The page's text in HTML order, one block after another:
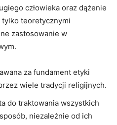
człowieka oraz dążenie
teoretycznymi
zastosowanie w
za fundament etyki
wiele tradycji religijnych.
do traktowania wszystkich
niezależnie od ich